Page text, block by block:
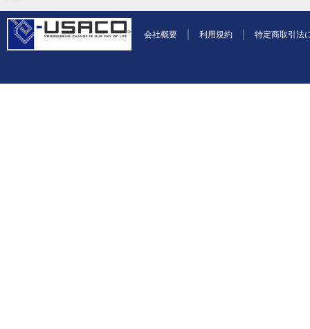
会社概要 利用規約 特定商取引法